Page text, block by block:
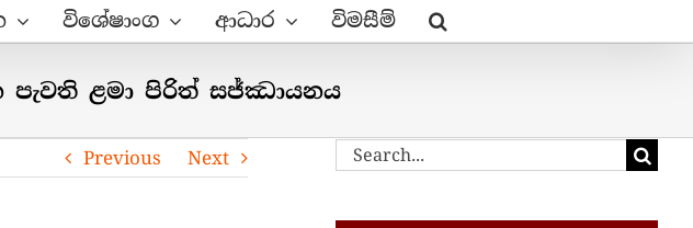
විශේෂාංග ආධාර විමසීම්
ළමා පිරිත් සජ්ඣායනය
Previous Next
Search